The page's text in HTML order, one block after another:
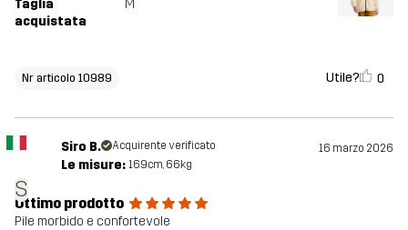
Taglia
acquistata
M
Nr articolo 10989 Utile? 0
S
Siro B. Acquirente verificato 16 marzo 2026
Le misure: 169cm, 66kg
Ottimo prodotto
Pile morbido e confortevole